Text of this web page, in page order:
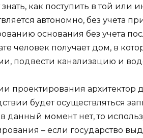
знать, как поступить в той
автономно, без учета
основания без учета
человек получает дом, в
подвести канализацию и
проектирования архитектор
будет осуществляться
данный момент нет, то
– если государство